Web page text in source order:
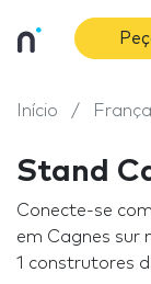
Início França
Stand
Conecte-se
em Cagnes sur
1 construtores